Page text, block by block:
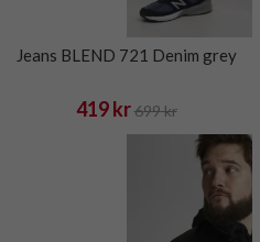
Jeans BLEND 721 Denim grey
419 kr 699 kr